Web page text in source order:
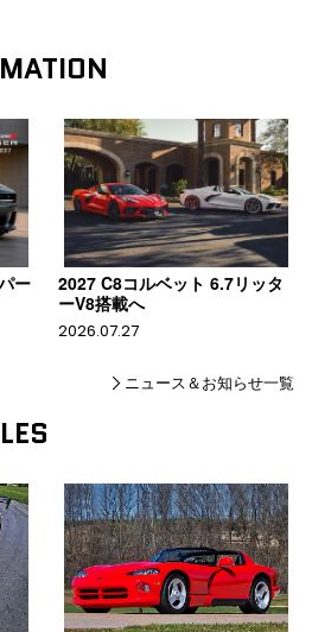
ー
2027 C8コルベット 6.7リッタ
ーV8搭載へ
2026.07.27
ニュース＆お知らせ一覧